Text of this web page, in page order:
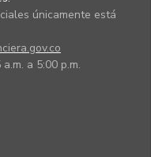
únicamente está
a 5:00 p.m.